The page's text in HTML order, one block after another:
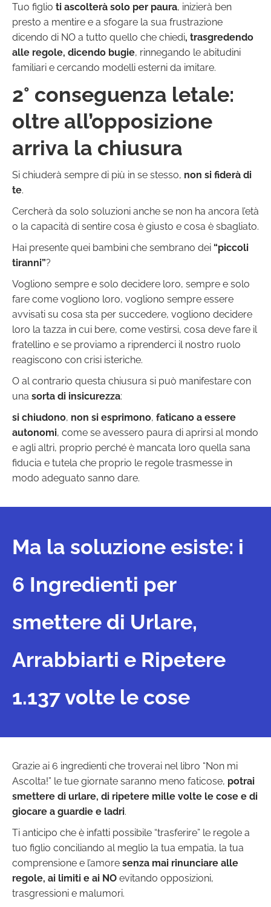
Tuo figlio ti ascolterà solo per paura, inizierà ben
presto a mentire e a sfogare la sua frustrazione
dicendo di NO a tutto quello che chiedi, trasgredendo
alle regole, dicendo bugie, rinnegando le abitudini
familiari e cercando modelli esterni da imitare.
2° conseguenza letale:
oltre all’opposizione
arriva la chiusura
Si chiuderà sempre di più in se stesso, non si fiderà di
te.
Cercherà da solo soluzioni anche se non ha ancora l’età
o la capacità di sentire cosa è giusto e cosa è sbagliato.
Hai presente quei bambini che sembrano dei “piccoli
tiranni”?
Vogliono sempre e solo decidere loro, sempre e solo
fare come vogliono loro, vogliono sempre essere
avvisati su cosa sta per succedere, vogliono decidere
loro la tazza in cui bere, come vestirsi, cosa deve fare il
fratellino e se proviamo a riprenderci il nostro ruolo
reagiscono con crisi isteriche.
O al contrario questa chiusura si può manifestare con
una sorta di insicurezza:
si chiudono, non si esprimono, faticano a essere
autonomi, come se avessero paura di aprirsi al mondo
e agli altri, proprio perché è mancata loro quella sana
fiducia e tutela che proprio le regole trasmesse in
modo adeguato sanno dare.
Ma la soluzione esiste: i
6 Ingredienti per
smettere di Urlare,
Arrabbiarti e Ripetere
1.137 volte le cose
Grazie ai 6 ingredienti che troverai nel libro “Non mi
Ascolta!” le tue giornate saranno meno faticose, potrai
smettere di urlare, di ripetere mille volte le cose e di
giocare a guardie e ladri.
Ti anticipo che è infatti possibile “trasferire” le regole a
tuo figlio conciliando al meglio la tua empatia, la tua
comprensione e l’amore senza mai rinunciare alle
regole, ai limiti e ai NO evitando opposizioni,
trasgressioni e malumori.